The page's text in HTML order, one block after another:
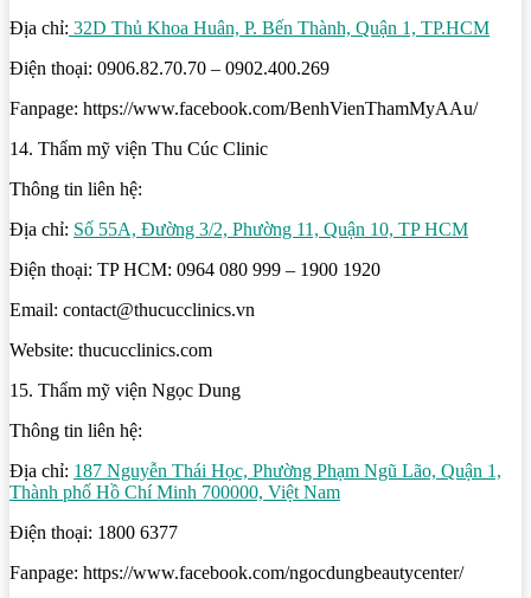
Địa chỉ: 32D Thủ Khoa Huân, P. Bến Thành, Quận 1, TP.HCM
Điện thoại: 0906.82.70.70 – 0902.400.269
Fanpage: https://www.facebook.com/BenhVienThamMyAAu/
14. Thẩm mỹ viện Thu Cúc Clinic
Thông tin liên hệ:
Địa chỉ: Số 55A, Đường 3/2, Phường 11, Quận 10, TP HCM
Điện thoại: TP HCM: 0964 080 999 – 1900 1920
Email: contact@thucucclinics.vn
Website: thucucclinics.com
15. Thẩm mỹ viện Ngọc Dung
Thông tin liên hệ:
Địa chỉ: 187 Nguyễn Thái Học, Phường Phạm Ngũ Lão, Quận 1,
Thành phố Hồ Chí Minh 700000, Việt Nam
Điện thoại: 1800 6377
Fanpage: https://www.facebook.com/ngocdungbeautycenter/